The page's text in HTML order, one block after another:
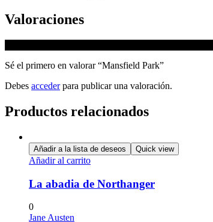
Valoraciones
Sé el primero en valorar “Mansfield Park”
Debes accederpara publicar una valoración.
Productos relacionados
Añadir a la lista de deseos Quick view
Añadir al carrito
La abadia de Northanger
0
Jane Austen